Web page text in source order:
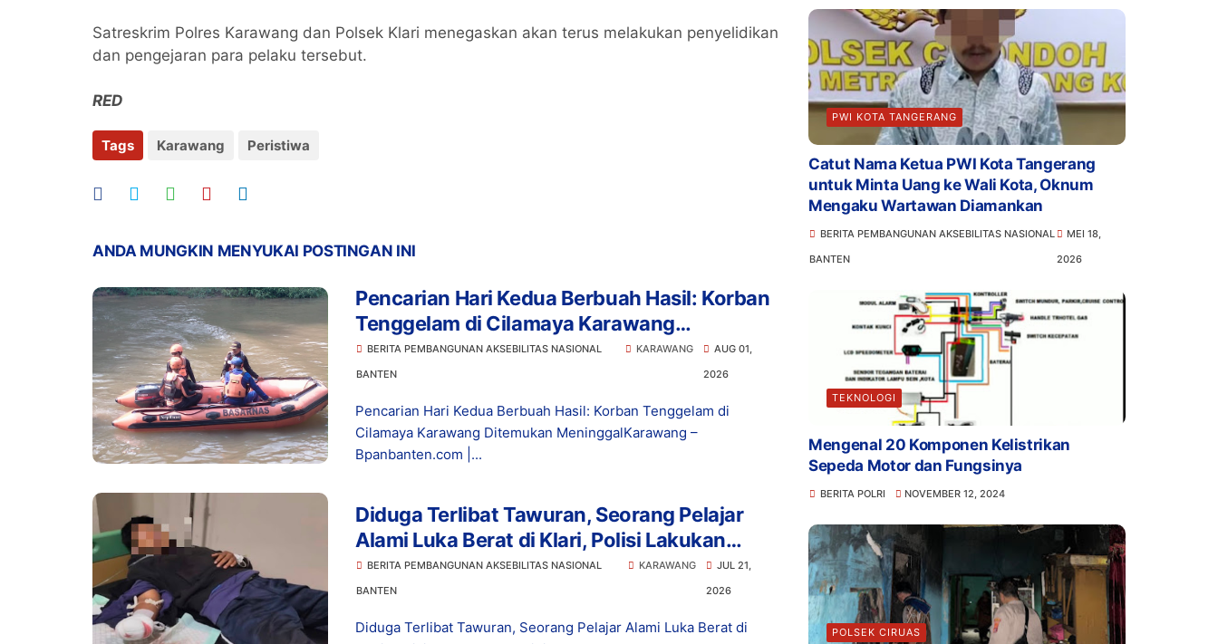
​Satreskrim Polres Karawang dan Polsek Klari menegaskan akan terus melakukan penyelidikan
dan pengejaran para pelaku tersebut.
RED
Tags Karawang Peristiwa
ANDA MUNGKIN MENYUKAI POSTINGAN INI
Pencarian Hari Kedua Berbuah Hasil: Korban
Tenggelam di Cilamaya Karawang
Ditemukan Meninggal
BERITA PEMBANGUNAN AKSEBILITAS NASIONAL
BANTEN
KARAWANG
AUG 01,
2026
Pencarian Hari Kedua Berbuah Hasil: Korban Tenggelam di
Cilamaya Karawang Ditemukan MeninggalKarawang –
Bpanbanten.com |...
Diduga Terlibat Tawuran, Seorang Pelajar
Alami Luka Berat di Klari, Polisi Lakukan
Penyelidikan
BERITA PEMBANGUNAN AKSEBILITAS NASIONAL
BANTEN
KARAWANG
JUL 21,
2026
Diduga Terlibat Tawuran, Seorang Pelajar Alami Luka Berat di
PWI KOTA TANGERANG
Catut Nama Ketua PWI Kota Tangerang
untuk Minta Uang ke Wali Kota, Oknum
Mengaku Wartawan Diamankan
BERITA PEMBANGUNAN AKSEBILITAS NASIONAL
BANTEN
MEI 18,
2026
TEKNOLOGI
Mengenal 20 Komponen Kelistrikan
Sepeda Motor dan Fungsinya
BERITA POLRI NOVEMBER 12, 2024
POLSEK CIRUAS